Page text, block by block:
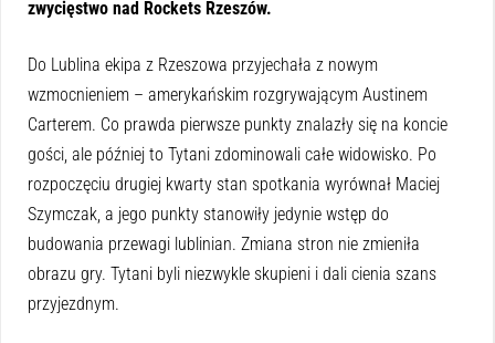
zwycięstwo nad Rockets Rzeszów.
Do Lublina ekipa z Rzeszowa przyjechała z nowym
wzmocnieniem – amerykańskim rozgrywającym Austinem
Carterem. Co prawda pierwsze punkty znalazły się na koncie
gości, ale później to Tytani zdominowali całe widowisko. Po
rozpoczęciu drugiej kwarty stan spotkania wyrównał Maciej
Szymczak, a jego punkty stanowiły jedynie wstęp do
budowania przewagi lublinian. Zmiana stron nie zmieniła
obrazu gry. Tytani byli niezwykle skupieni i dali cienia szans
przyjezdnym.